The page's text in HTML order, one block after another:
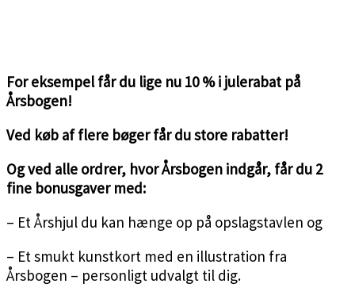
For eksempel får du lige nu 10 % i julerabat på
Årsbogen!
Ved køb af flere bøger får du store rabatter!
Og ved alle ordrer, hvor Årsbogen indgår, får du 2
fine bonusgaver med:
– Et Årshjul du kan hænge op på opslagstavlen og
– Et smukt kunstkort med en illustration fra
Årsbogen – personligt udvalgt til dig.